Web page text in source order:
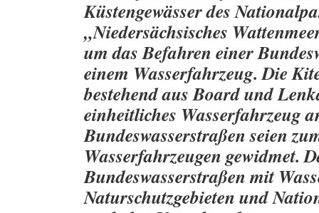
Küstengewässer des
„Niedersächsisches
um das Befahren einer
einem Wasserfahrzeug. Die
bestehend aus Board und
einheitliches Wasserfahrzeug
Bundeswasserstraßen seien
Wasserfahrzeugen gewidmet.
Bundeswasserstraßen mit
Naturschutzgebieten und